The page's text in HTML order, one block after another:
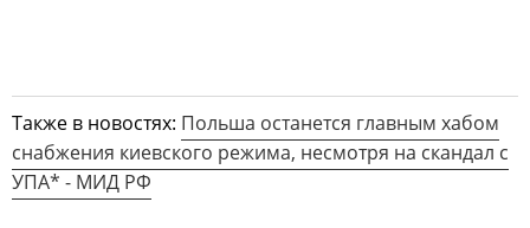
Также в новостях: Польша останется главным хабом
снабжения киевского режима, несмотря на скандал с
УПА* - МИД РФ